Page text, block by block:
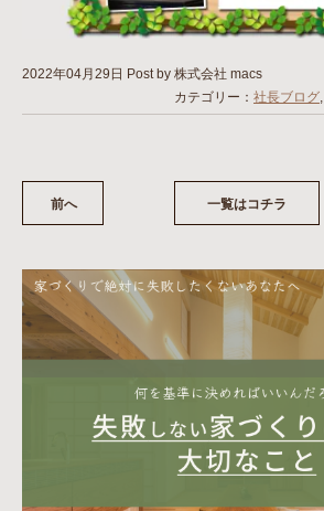
2022年04月29日 Post by 株式会社 macs
カテゴリー： 社長ブログ,
前へ 一覧はコチラ